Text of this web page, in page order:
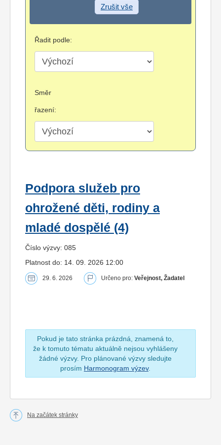
Zrušit vše
Řadit podle:
Směr
řazení:
Podpora služeb pro
ohrožené děti, rodiny a
mladé dospělé (4)
Číslo výzvy: 085
Platnost do: 14. 09. 2026 12:00
29. 6. 2026 Určeno pro: Veřejnost, Žadatel
Pokud je tato stránka prázdná, znamená to,
že k tomuto tématu aktuálně nejsou vyhlášeny
žádné výzvy. Pro plánované výzvy sledujte
prosím Harmonogram výzev.
Na začátek stránky